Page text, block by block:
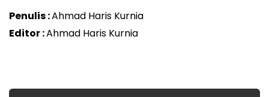
Penulis :Ahmad Haris Kurnia
Editor :Ahmad Haris Kurnia